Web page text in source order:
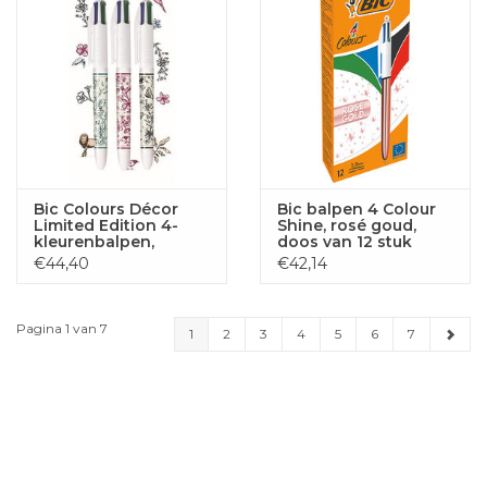
Bic Colours Décor
Limited Edition 4-
kleurenbalpen,
medium, klassieke
inktkleuren, diverse
€44,40
Bic balpen 4 Colour
Shine, rosé goud,
doos van 12 stuk
€42,14
Pagina 1 van 7 1 2 3 4 5 6 7